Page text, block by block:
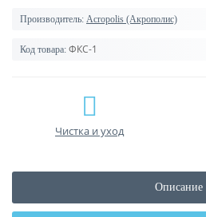
Производитель: Acropolis (Акрополис)
Код товара: ФКС-1
Чистка и уход
Описание